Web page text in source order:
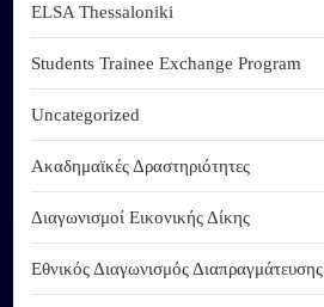
ELSA Thessaloniki
Students Trainee Exchange Program
Uncategorized
Ακαδημαϊκές Δραστηριότητες
Διαγωνισμοί Εικονικής Δίκης
Εθνικός Διαγωνισμός Διαπραγμάτευσης